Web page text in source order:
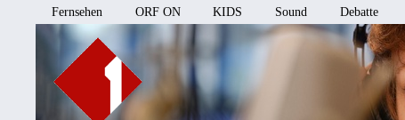
Fernsehen ORF ON KIDS Sound Debatte